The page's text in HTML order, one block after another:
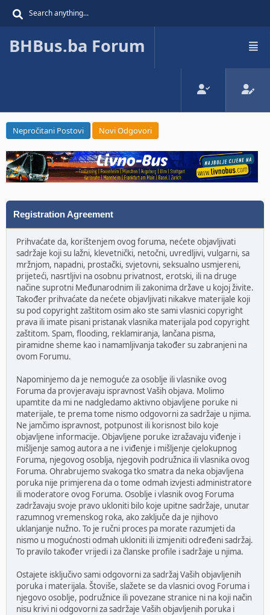
BHBus.ba Forum
Nepročitani Postovi Novi Odgovori
Registration Agreement
Prihvaćate da, korištenjem ovog foruma, nećete objavljivati
sadržaje koji su lažni, klevetnički, netočni, uvredljivi, vulgarni, sa
mržnjom, napadni, prostački, svjetovni, seksualno usmjereni,
prijeteći, nasrtljivi na osobnu privatnost, erotski, ili na druge
načine suprotni Međunarodnim ili zakonima države u kojoj živite.
Također prihvaćate da nećete objavljivati nikakve materijale koji
su pod copyright zaštitom osim ako ste sami vlasnici copyright
prava ili imate pisani pristanak vlasnika materijala pod copyright
zaštitom. Spam, flooding, reklamiranja, lančana pisma,
piramidne sheme kao i namamljivanja također su zabranjeni na
ovom Forumu.
Napominjemo da je nemoguće za osoblje ili vlasnike ovog
Foruma da provjeravaju ispravnost Vaših objava. Molimo
upamtite da mi ne nadgledamo aktivno objavljene poruke ni
materijale, te prema tome nismo odgovorni za sadržaje u njima.
Ne jamčimo ispravnost, potpunost ili korisnost bilo koje
objavljene informacije. Objavljene poruke izražavaju viđenje i
mišljenje samog autora a ne i viđenje i mišljenje cjelokupnog
Foruma, njegovog osoblja, njegovih podružnica ili vlasnika ovog
Foruma. Ohrabrujemo svakoga tko smatra da neka objavljena
poruka nije primjerena da o tome odmah izvjesti administratore
ili moderatore ovog Foruma. Osoblje i vlasnik ovog Foruma
zadržavaju svoje pravo ukloniti bilo koje upitne sadržaje, unutar
razumnog vremenskog roka, ako zaključe da je njihovo
uklanjanje nužno. To je ručni proces pa morate razumjeti da
nismo u mogućnosti odmah ukloniti ili izmjeniti određeni sadržaj.
To pravilo također vrijedi i za članske profile i sadržaje u njima.
Ostajete isključivo sami odgovorni za sadržaj Vaših objavljenih
poruka i materijala. Štoviše, slažete se da vlasnici ovog Foruma i
njegovo osoblje, podružnice ili povezane stranice ni na koji način
nisu krivi ni odgovorni za sadržaje Vaših objavljenih poruka i